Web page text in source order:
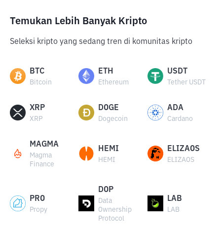
Temukan Lebih Banyak Kripto
Seleksi kripto yang sedang tren di komunitas kripto
BTC
Bitcoin
ETH
Ethereum
USDT
Tether USDT
XRP
XRP
DOGE
Dogecoin
ADA
Cardano
MAGMA
Magma
Finance
HEMI
HEMI
ELIZAOS
ELIZAOS
PRO
Propy
DOP
Data
Ownership
Protocol
LAB
LAB